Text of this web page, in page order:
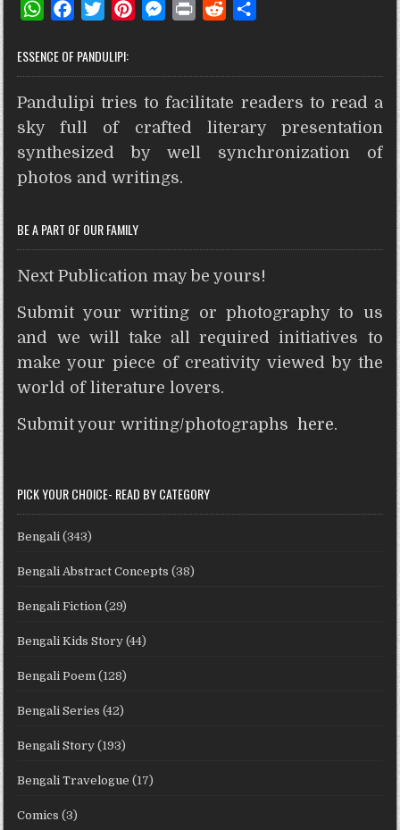
W
a
t
s
A
p
p
c
e
b
o
o
k
T
i
t
t
e
r
t
e
r
e
s
M
s
e
n
g
e
n
t
d
i
t
r
e
ESSENCE OF PANDULIPI:
Pandulipi tries to facilitate readers to read a
sky full of crafted literary presentation
synthesized by well synchronization of
photos and writings.
BE A PART OF OUR FAMILY
Next Publication may be yours!
Submit your writing or photography to us
and we will take all required initiatives to
make your piece of creativity viewed by the
world of literature lovers.
Submit your writing/photographshere.
PICK YOUR CHOICE- READ BY CATEGORY
Bengali (343)
Bengali Abstract Concepts (38)
Bengali Fiction (29)
Bengali Kids Story (44)
Bengali Poem (128)
Bengali Series (42)
Bengali Story (193)
Bengali Travelogue (17)
Comics (3)